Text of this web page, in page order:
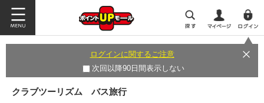
ログインに関するご注意
次回以降90日間表示しない
クラブツーリズム バス旅行